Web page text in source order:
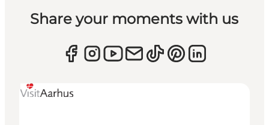
Share your moments with us